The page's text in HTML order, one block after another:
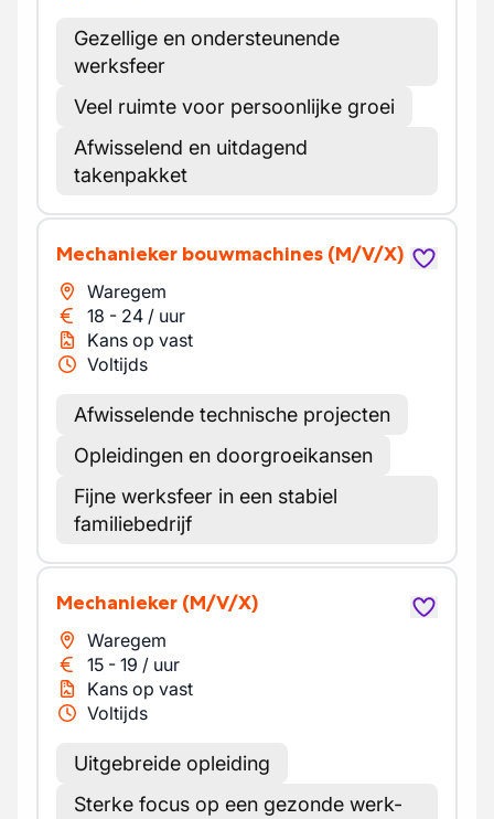
Gezellige en ondersteunende
werksfeer
Veel ruimte voor persoonlijke groei
Afwisselend en uitdagend
takenpakket
Mechanieker bouwmachines (M/V/X)
Waregem
18 - 24 / uur
Kans op vast
Voltijds
Afwisselende technische projecten
Opleidingen en doorgroeikansen
Fijne werksfeer in een stabiel
familiebedrijf
Mechanieker (M/V/X)
Waregem
15 - 19 / uur
Kans op vast
Voltijds
Uitgebreide opleiding
Sterke focus op een gezonde werk-